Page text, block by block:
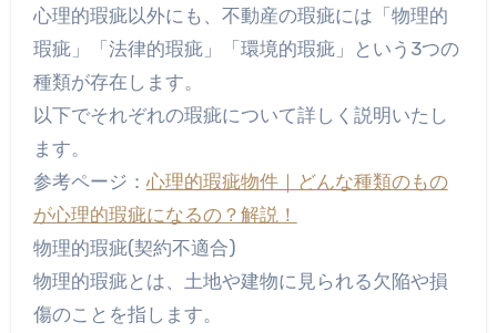
心理的瑕疵以外にも、不動産の瑕疵には「物理的
瑕疵」「法律的瑕疵」「環境的瑕疵」という3つの
種類が存在します。
以下でそれぞれの瑕疵について詳しく説明いたし
ます。
参考ページ： 心理的瑕疵物件｜どんな種類のもの
が心理的瑕疵になるの？解説！
物理的瑕疵(契約不適合)
物理的瑕疵とは、土地や建物に見られる欠陥や損
傷のことを指します。